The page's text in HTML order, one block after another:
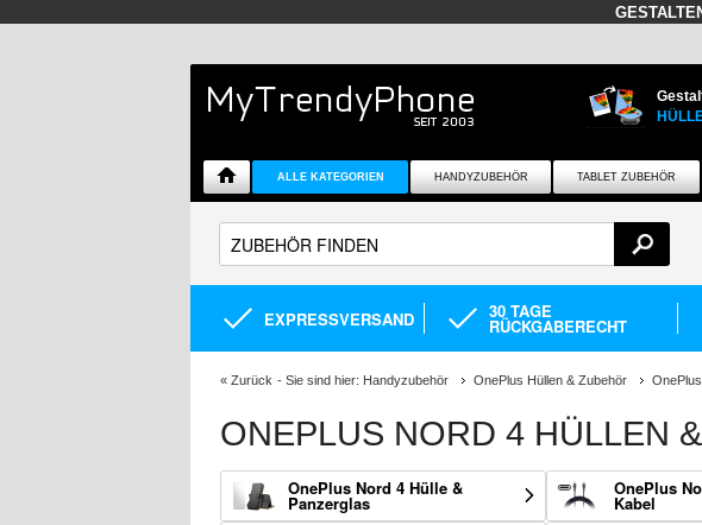
ALLE KATEGORIEN HANDYZUBEHÖR TABLET ZUBEHÖR
EXPRESSVERSAND 30 TAGE
RÜCKGABERECHT
« Zurück - Sie sind hier: Handyzubehör OnePlus Hüllen & Zubehör
ONEPLUS NORD 4 HÜLLEN
OnePlus Nord 4 Hülle &
Panzerglas
OnePlus
Kabel